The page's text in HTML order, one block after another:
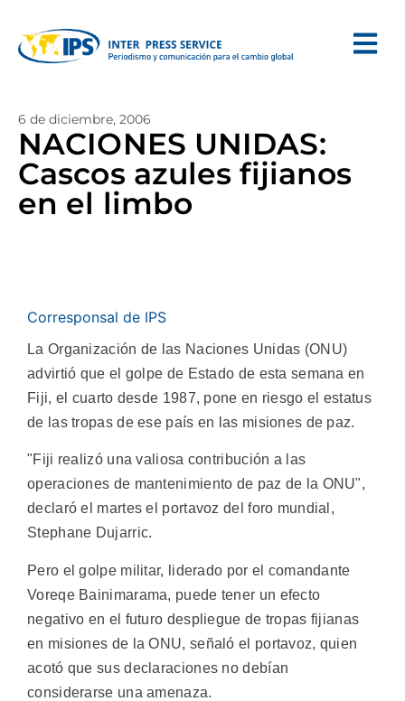
6 de diciembre, 2006
NACIONES UNIDAS:
Cascos azules fijianos
en el limbo
Corresponsal de IPS
La Organización de las Naciones Unidas (ONU)
advirtió que el golpe de Estado de esta semana en
Fiji, el cuarto desde 1987, pone en riesgo el estatus
de las tropas de ese país en las misiones de paz.
"Fiji realizó una valiosa contribución a las
operaciones de mantenimiento de paz de la ONU",
declaró el martes el portavoz del foro mundial,
Stephane Dujarric.
Pero el golpe militar, liderado por el comandante
Voreqe Bainimarama, puede tener un efecto
negativo en el futuro despliegue de tropas fijianas
en misiones de la ONU, señaló el portavoz, quien
acotó que sus declaraciones no debían
considerarse una amenaza.